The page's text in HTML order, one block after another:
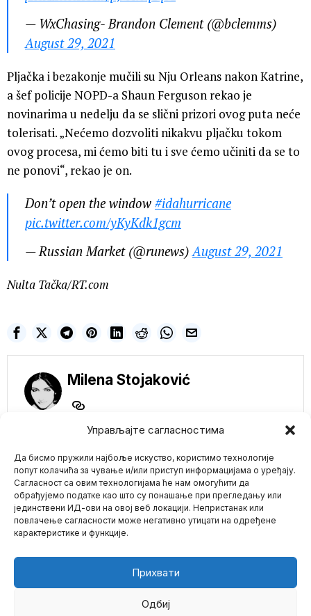
Управљајте сагласностима
Да бисмо пружили најбоље искуство, користимо технологије
попут колачића за чување и/или приступ информацијама о уређају.
Сагласност са овим технологијама ће нам омогућити да
обрађујемо податке као што су понашање при прегледању или
јединствени ИД-ови на овој веб локацији. Непристанак или
повлачење сагласности може негативно утицати на одређене
карактеристике и функције.
Прихвати
Одбиј
— WxChasing- Brandon Clement (@bclemms)
August 29, 2021
Pljačka i bezakonje mučili su Nju Orleans nakon Katrine,
a šef policije NOPD-a Shaun Ferguson rekao je
novinarima u nedelju da se slični prizori ovog puta neće
tolerisati. „Nećemo dozvoliti nikakvu pljačku tokom
ovog procesa, mi ćemo biti tu i sve ćemo učiniti da se to
ne ponovi“, rekao je on.
Don’t open the window #idahurricane
pic.twitter.com/yKyKdk1gcm
— Russian Market (@runews)August 29, 2021
Nulta Tačka/RT.com
Milena Stojaković
Mario zna Youtube
NE PROPUSTITE
Direktor pogrebne
službe u Australiji
upozorava na
„zastrašujući“ porast
smrtnosti od 700%
Potpuno vakcinisani
doživljavaju 700% porast
broja smrtnih slučajeva
BRITANSKI SCENARIO
ZA TREĆI SVETSKI